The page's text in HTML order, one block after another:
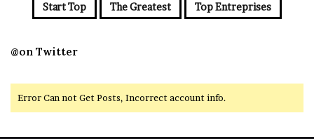
Start Top The Greatest Top Entreprises
@on Twitter
Error Can not Get Posts, Incorrect account info.